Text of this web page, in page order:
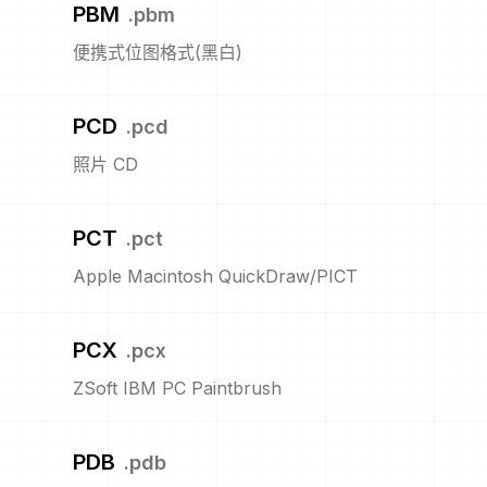
PBM .pbm
便携式位图格式(黑白)
PCD .pcd
照片 CD
PCT .pct
Apple Macintosh QuickDraw/PICT
PCX .pcx
ZSoft IBM PC Paintbrush
PDB .pdb